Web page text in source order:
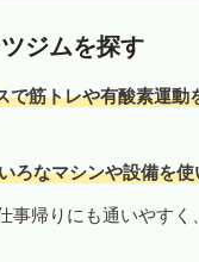
ジムを探す
で筋トレや有酸素運動
ろなマシンや設備を使
事帰りにも通いやす